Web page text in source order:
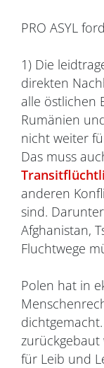
PRO ASYL
1) Die
direkten
alle östlichen
Rumänien
nicht weiter
Das muss
anderen
sind.
Afghanistan,
Fluchtwege
Polen hat in
zurückgebaut
für Leib und